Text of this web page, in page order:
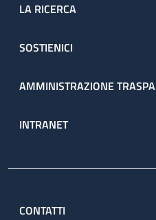
LA RICERCA
SOSTIENICI
AMMINISTRAZIONE
INTRANET
CONTATTI